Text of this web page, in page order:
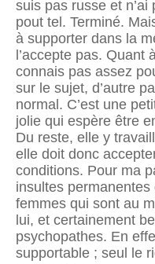
suis pas russe et n’ai
pout tel. Terminé.
à supporter dans la
l’accepte pas. Quant
connais pas assez
sur le sujet, d’autre
normal. C’est une
jolie qui espère être
Du reste, elle y
elle doit donc
conditions. Pour ma
insultes permanentes
femmes qui sont au
lui, et certaine­ment
psychopathes. En
supportable ; seul le